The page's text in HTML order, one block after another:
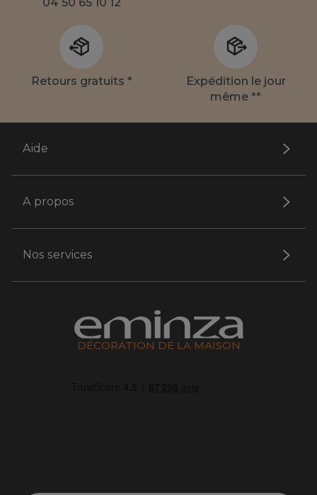
Retours gratuits *
Expédition le jour
même **
Aide
A propos
Nos services
DÉCORATION DE LA MAISON